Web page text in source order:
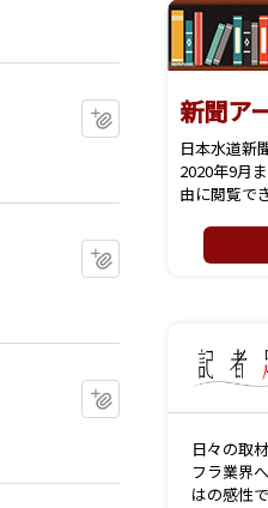
マイクリップに追加
マイクリップに追加
新聞ア
日本水道新
2020年9月
由に閲覧で
日々の取
フラ業界
はの感性